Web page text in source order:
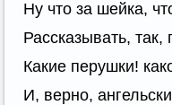
Ну что за шейка,
Рассказывать, так,
Какие перушки!
И, верно,